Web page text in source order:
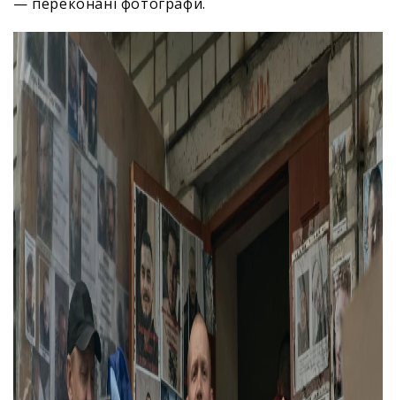
— переконані фотографи.